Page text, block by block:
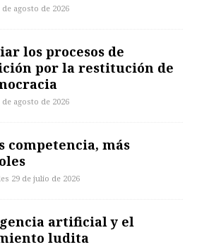
agosto de 2026
los procesos de
por la restitución de
agosto de 2026
competencia, más
29 de julio de 2026
artificial y el
ludita